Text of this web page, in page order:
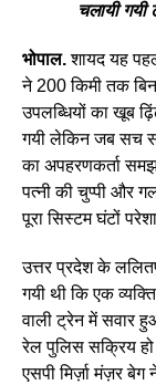
चलायी गयी
भोपाल.शायद यह
ने 200 किमी तक
उपलब्धियों का खूब
गयी लेकिन जब सच
का अपहरणकर्ता
पत्नी की चुप्पी और
पूरा सिस्टम घंटों
उत्तर प्रदेश के
गयी थी कि एक
वाली ट्रेन में सवार
रेल पुलिस सक्रिय हो
एसपी मिर्ज़ा मंज़र